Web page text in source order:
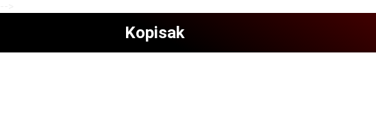
Kopisak